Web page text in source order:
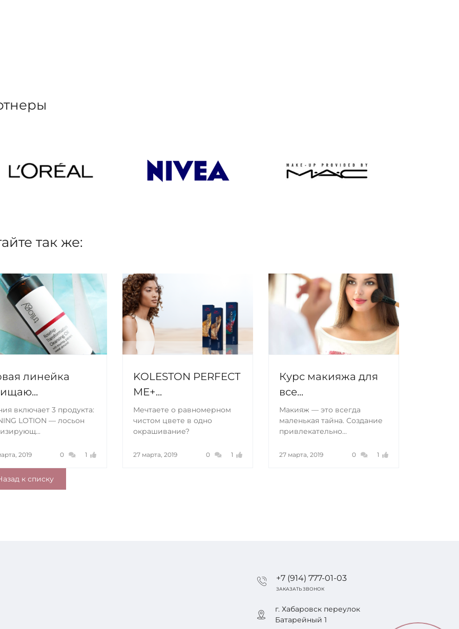
так же:
линейка
включает 3 продукта:
LOTION — лосьон
2019 0 1
KOLESTON PERFECT
МЕ+...
Мечтаете о равномерном
чистом цвете в одно
окрашивание?
27 марта, 2019 0 1
Курс макияжа для
все...
Макияж — это всегда
маленькая тайна. Создание
привлекательно...
27 марта, 2019 0 1
к списку
+7 (914) 777-01-03
ЗАКАЗАТЬ ЗВОНОК
г. Хабаровск переулок
Батарейный 1